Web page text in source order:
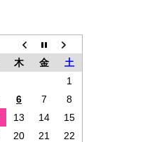
木 金
土
1
6 7
8
13 14
15
20 21
22